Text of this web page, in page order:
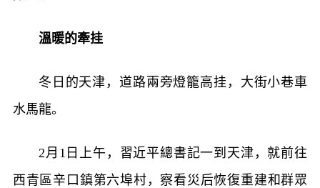
溫暖的牽挂
冬日的天津，道路兩旁燈籠高挂，大街小巷車
水馬龍。
2月1日上午，習近平總書記一到天津，就前往
西青區辛口鎮第六埠村，察看災后恢復重建和群眾